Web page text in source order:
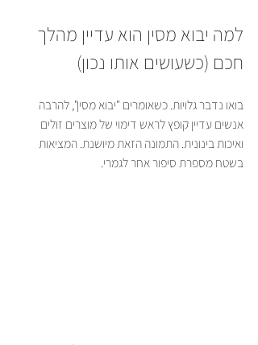
למה יבוא מסין הוא עדיין מהלך
חכם (כשעושים אותו נכון)
בואו נדבר גלויות. כשאומרים "יבוא מסין", להרבה
אנשים עדיין קופץ לראש דימוי של מוצרים זולים
ואיכות בינונית. התמונה הזאת מיושנת. המציאות
בשטח מספרת סיפור אחר לגמרי.